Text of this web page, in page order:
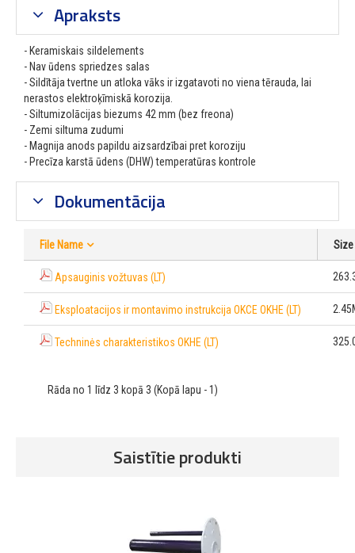
Apraksts
- Keramiskais sildelements
- Nav ūdens spriedzes salas
- Sildītāja tvertne un atloka vāks ir izgatavoti no viena tērauda, lai
nerastos elektroķīmiskā korozija.
- Siltumizolācijas biezums 42 mm (bez freona)
- Zemi siltuma zudumi
- Magnija anods papildu aizsardzībai pret koroziju
- Precīza karstā ūdens (DHW) temperatūras kontrole
Dokumentācija
File Name Size
Apsauginis vožtuvas (LT)
Eksploatacijos ir montavimo instrukcija OKCE OKHE (LT)
Techninės charakteristikos OKHE (LT)
Rāda no 1 līdz 3 kopā 3 (Kopā lapu - 1)
Saistītie produkti